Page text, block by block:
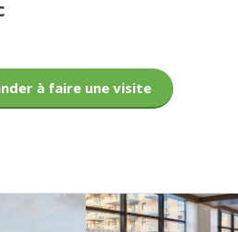
à faire une visite